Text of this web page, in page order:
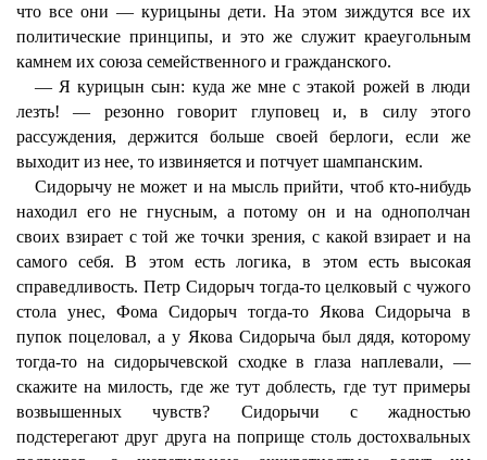
что все они — курицыны дети. На этом зиждутся все их
политические принципы, и это же служит краеугольным
камнем их союза семейственного и гражданского.
— Я курицын сын: куда же мне с этакой рожей в люди
лезть! — резонно говорит глуповец и, в силу этого
рассуждения, держится больше своей берлоги, если же
выходит из нее, то извиняется и потчует шампанским.
Сидорычу не может и на мысль прийти, чтоб кто-нибудь
находил его не гнусным, а потому он и на однополчан
своих взирает с той же точки зрения, с какой взирает и на
самого себя. В этом есть логика, в этом есть высокая
справедливость. Петр Сидорыч тогда-то целковый с чужого
стола унес, Фома Сидорыч тогда-то Якова Сидорыча в
пупок поцеловал, а у Якова Сидорыча был дядя, которому
тогда-то на сидорычевской сходке в глаза наплевали, —
скажите на милость, где же тут доблесть, где тут примеры
возвышенных чувств? Сидорычи с жадностью
подстерегают друг друга на поприще столь достохвальных